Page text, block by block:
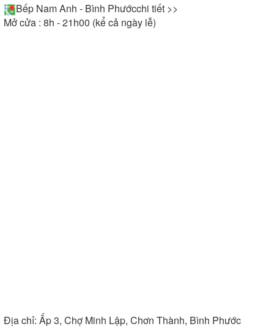
Bếp Nam Anh - Bình Phướcchi tiết >>
Mở cửa : 8h - 21h00 (kể cả ngày lễ)
Địa chỉ: Ấp 3, Chợ Minh Lập, Chơn Thành, Bình Phước